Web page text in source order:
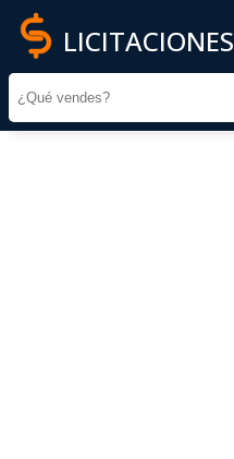
LICITACIONES